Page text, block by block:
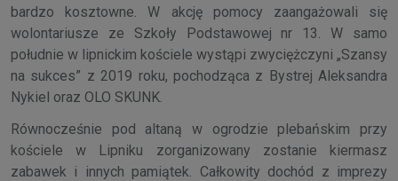
bardzo kosztowne. W akcję pomocy zaangażowali się
wolontariusze ze Szkoły Podstawowej nr 13. W samo
południe w lipnickim kościele wystąpi zwyciężczyni „Szansy
na sukces” z 2019 roku, pochodząca z Bystrej Aleksandra
Nykiel oraz OLO SKUNK.
Równocześnie pod altaną w ogrodzie plebańskim przy
kościele w Lipniku zorganizowany zostanie kiermasz
zabawek i innych pamiątek. Całkowity dochód z imprezy